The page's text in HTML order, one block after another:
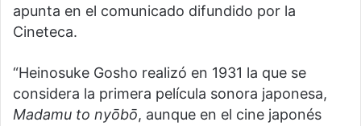
apunta en el comunicado difundido por la
Cineteca.
“Heinosuke Gosho realizó en 1931 la que se
considera la primera película sonora japonesa,
Madamu to nyōbō, aunque en el cine japonés